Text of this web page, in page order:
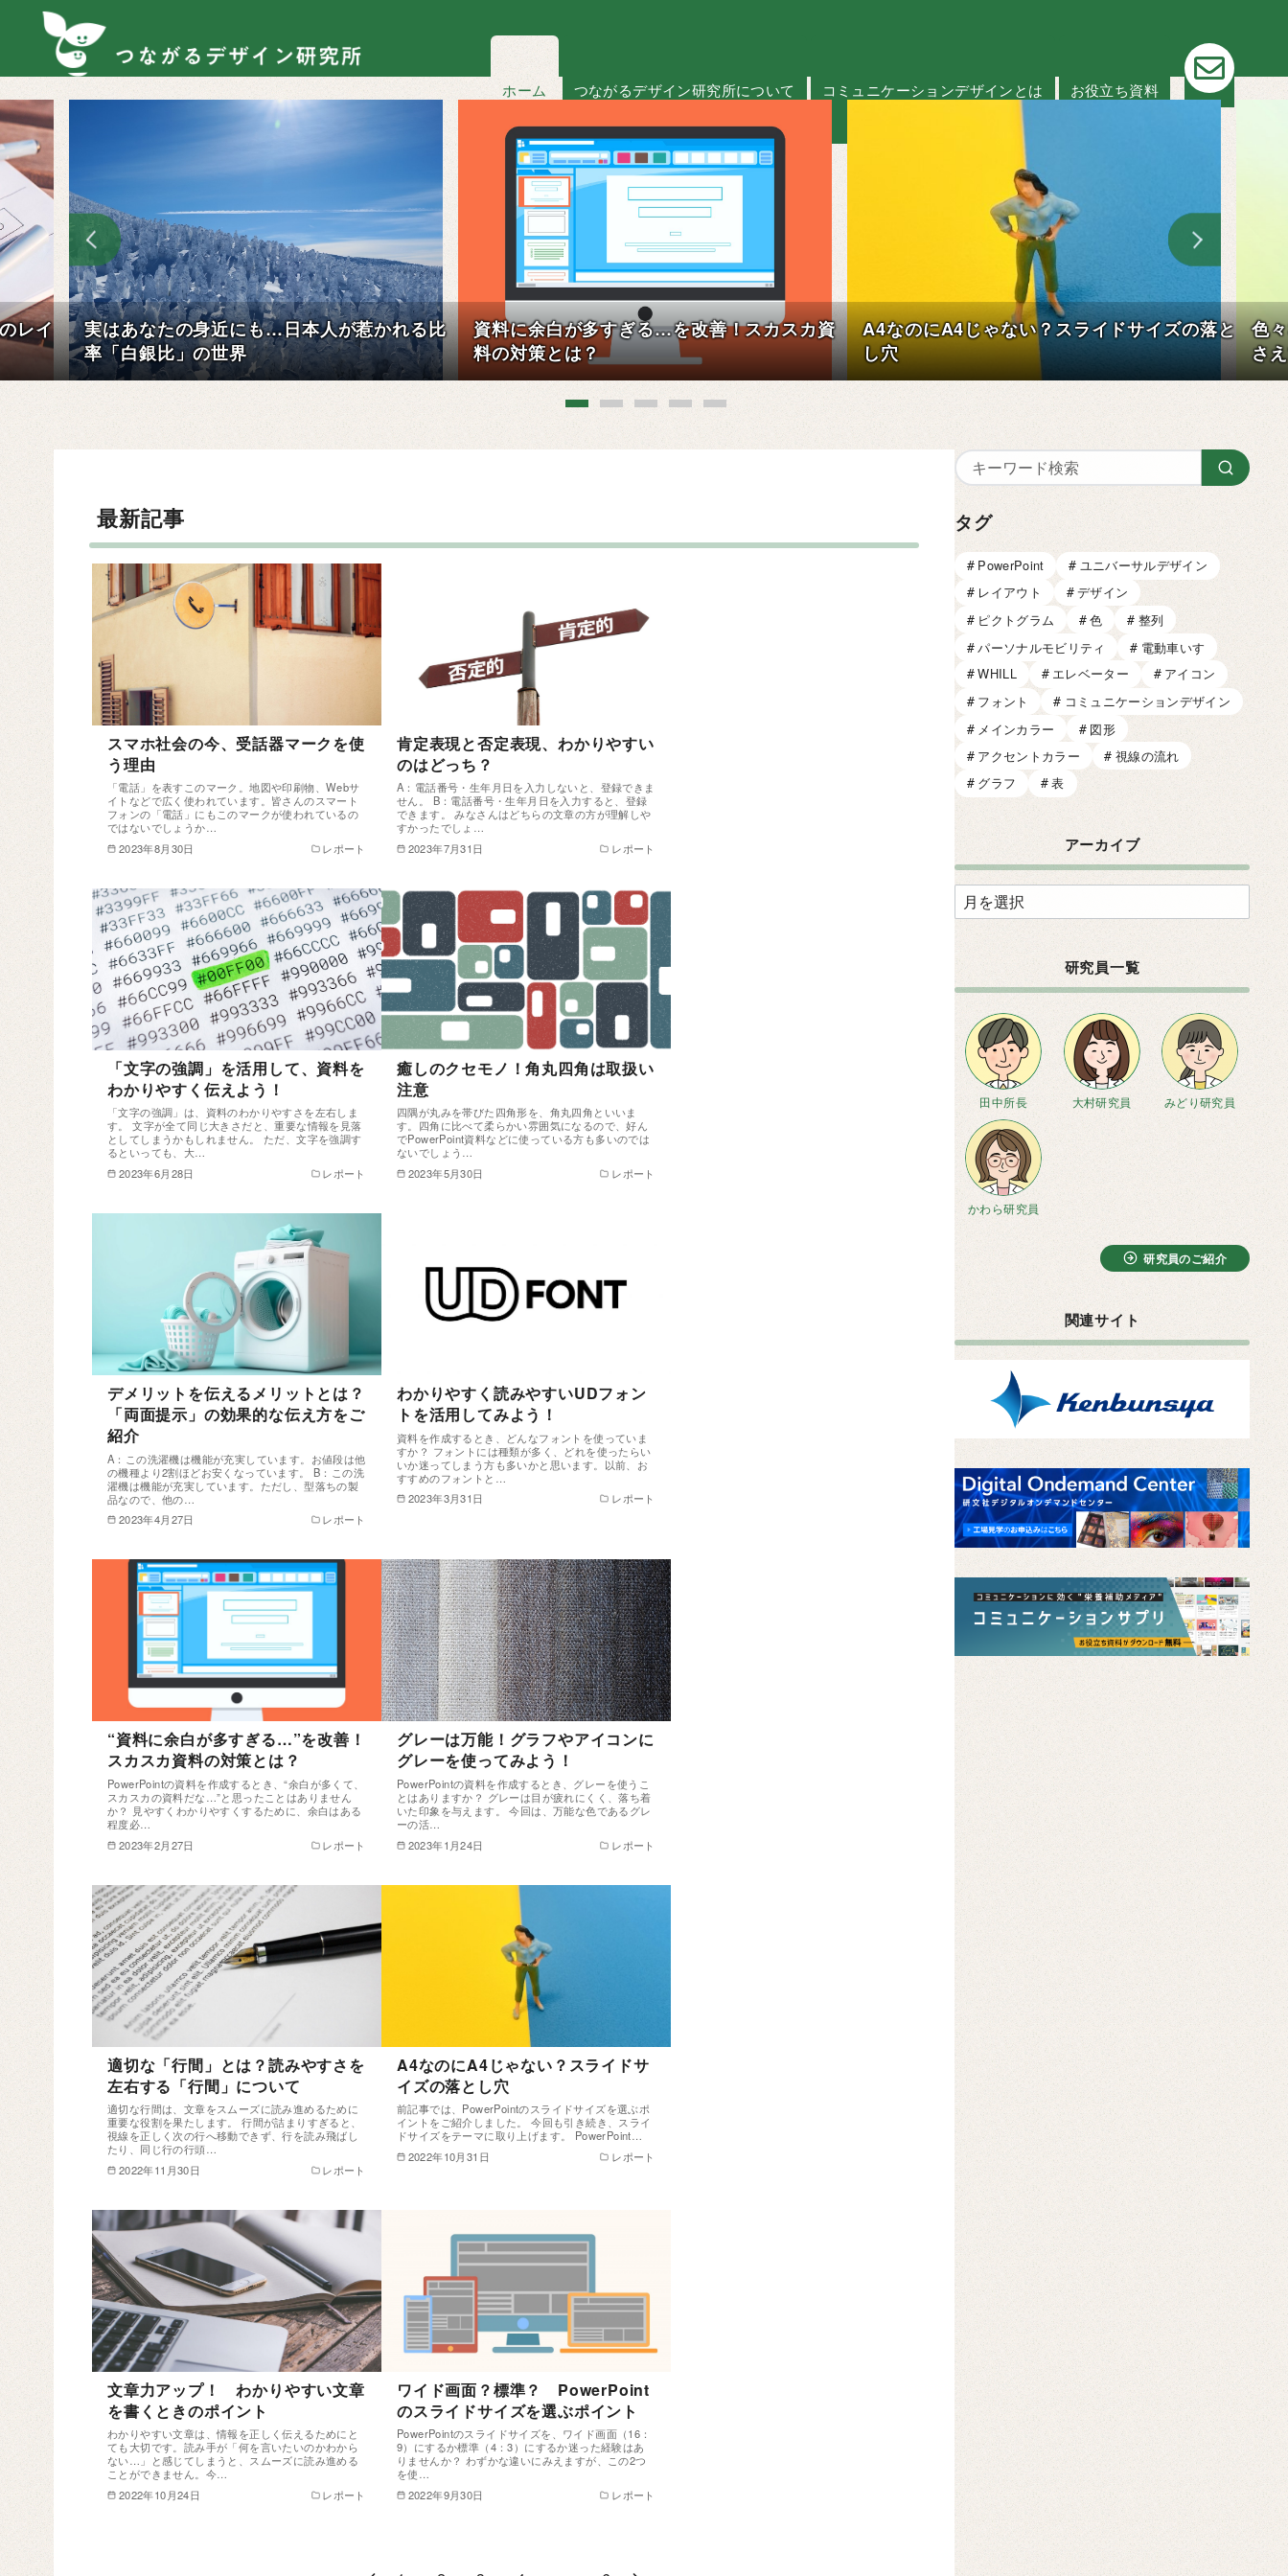
ツ
へ
移
動
ホーム つながるデザイン研究所について コミュニケーションデザインとは お役立ち資料
る比
資料に余白が多すぎる…を改善！スカスカ資
料の対策とは？
A4なのにA4じゃない？スライドサイズの落と
し穴
色々な資料にマッチ◎游ゴシックのコツをお
さえて、資料をさらに読みやすく！
ア
最新記事
スマホ社会の今、受話器マークを使
う理由
「電話」を表すこのマーク。地図や印刷物、Webサ
イトなどで広く使われています。皆さんのスマート
フォンの「電話」にもこのマークが使われているの
ではないでしょうか…
2023年8月30日
レポート
肯定表現と否定表現、わかりやすい
のはどっち？
A：電話番号・生年月日を入力しないと、登録できま
せん。 B：電話番号・生年月日を入力すると、登録
できます。 みなさんはどちらの文章の方が理解しや
すかったでしょ…
2023年7月31日
レポート
「文字の強調」を活用して、資料を
わかりやすく伝えよう！
「文字の強調」は、資料のわかりやすさを左右しま
す。 文字が全て同じ大きさだと、重要な情報を見落
としてしまうかもしれません。 ただ、文字を強調す
るといっても、大…
2023年6月28日
レポート
癒しのクセモノ！角丸四角は取扱い
注意
四隅が丸みを帯びた四角形を、角丸四角といいま
す。四角に比べて柔らかい雰囲気になるので、好ん
でPowerPoint資料などに使っている方も多いのでは
ないでしょう…
2023年5月30日
レポート
デメリットを伝えるメリットとは？
「両面提示」の効果的な伝え方をご
紹介
A：この洗濯機は機能が充実しています。お値段は他
の機種より2割ほどお安くなっています。 B：この洗
濯機は機能が充実しています。ただし、型落ちの製
品なので、他の…
2023年4月27日
レポート
わかりやすく読みやすいUDフォン
トを活用してみよう！
資料を作成するとき、どんなフォントを使っていま
すか？ フォントには種類が多く、どれを使ったらい
いか迷ってしまう方も多いかと思います。以前、お
すすめのフォントと…
2023年3月31日
レポート
“資料に余白が多すぎる…”を改善！
スカスカ資料の対策とは？
PowerPointの資料を作成するとき、“余白が多くて、
スカスカの資料だな…”と思ったことはありません
か？ 見やすくわかりやすくするために、余白はある
程度必…
2023年2月27日
レポート
グレーは万能！グラフやアイコンに
グレーを使ってみよう！
PowerPointの資料を作成するとき、グレーを使うこ
とはありますか？ グレーは目が疲れにくく、落ち着
いた印象を与えます。 今回は、万能な色であるグレ
ーの活…
2023年1月24日
レポート
適切な「行間」とは？読みやすさを
左右する「行間」について
適切な行間は、文章をスムーズに読み進めるために
重要な役割を果たします。 行間が詰まりすぎると、
視線を正しく次の行へ移動できず、行を読み飛ばし
たり、同じ行の行頭…
2022年11月30日
レポート
A4なのにA4じゃない？スライドサ
イズの落とし穴
前記事では、PowerPointのスライドサイズを選ぶポ
イントをご紹介しました。 今回も引き続き、スライ
ドサイズをテーマに取り上げます。 PowerPoint…
2022年10月31日
レポート
文章力アップ！ わかりやすい文章
を書くときのポイント
わかりやすい文章は、情報を正しく伝えるためにと
ても大切です。読み手が「何を言いたいのかわから
ない…」と感じてしまうと、スムーズに読み進める
ことができません。今…
2022年10月24日
レポート
ワイド画面？標準？ PowerPoint
のスライドサイズを選ぶポイント
PowerPointのスライドサイズを、ワイド画面（16：
9）にするか標準（4：3）にするか迷った経験はあ
りませんか？ わずかな違いにみえますが、この2つ
を使…
2022年9月30日
レポート
タグ
PowerPoint
ユニバーサルデザイン
レイアウト
デザイン
ピクトグラム
色
整列
パーソナルモビリティ
電動車いす
WHILL
エレベーター
アイコン
フォント
コミュニケーションデザイン
メインカラー
図形
アクセントカラー
視線の流れ
グラフ
表
アーカイブ
ア
ー
ブ
研究員一覧
田中所長 大村研究員 みどり研究員
かわら研究員
研究員のご紹介
関連サイト